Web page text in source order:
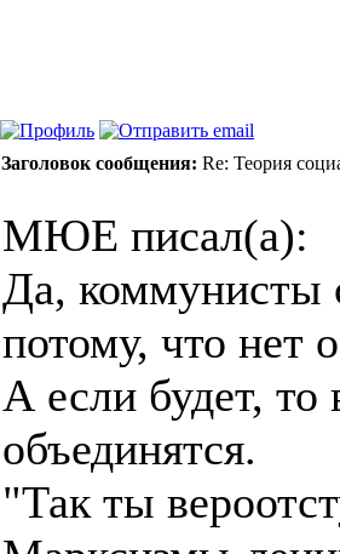
Заголовок сообщения: Re: Теория
МЮЕ писал(а):
Да, коммунисты
потому, что нет
А если будет,
объединятся.
"Так ты